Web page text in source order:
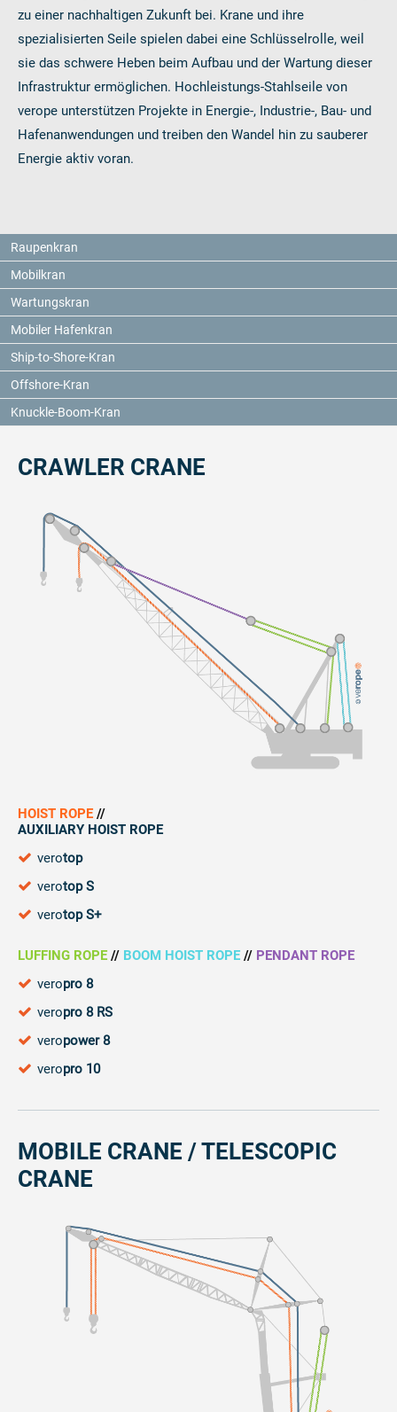
zu einer nachhaltigen Zukunft bei. Krane und ihre
spezialisierten Seile spielen dabei eine Schlüsselrolle, weil
sie das schwere Heben beim Aufbau und der Wartung dieser
Infrastruktur ermöglichen. Hochleistungs-Stahlseile von
verope unterstützen Projekte in Energie-, Industrie-, Bau- und
Hafenanwendungen und treiben den Wandel hin zu sauberer
Energie aktiv voran.
CRAWLER CRANE
HOIST ROPE //
AUXILIARY HOIST ROPE
verotop
verotop S
verotop S+
LUFFING ROPE // BOOM HOIST ROPE // PENDANT ROPE
veropro 8
veropro 8 RS
veropower 8
veropro 10
MOBILE CRANE / TELESCOPIC
CRANE
Raupenkran
Mobilkran
Wartungskran
Mobiler Hafenkran
Ship-to-Shore-Kran
Offshore-Kran
Knuckle-Boom-Kran